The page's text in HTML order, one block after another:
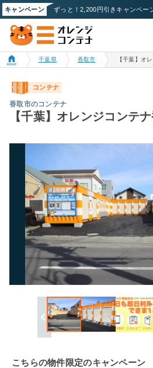
キャンペーン
千葉県 香取市 【千葉】オ
コンテナ
香取市のコンテナ
【千葉】オレンジコンテ
こちらの物件限定のキャンペーン